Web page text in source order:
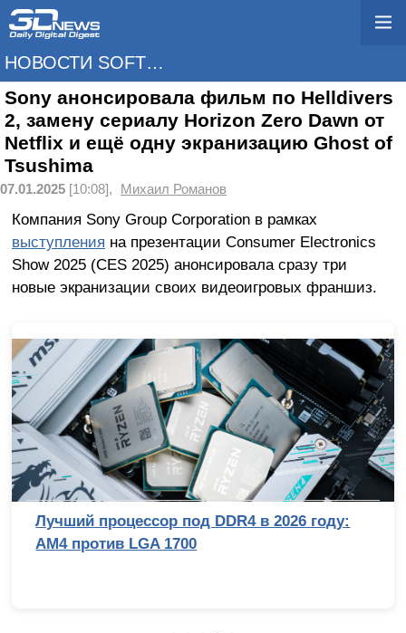
НОВОСТИ SOFTWARE
Sony анонсировала фильм по Helldivers
2, замену сериалу Horizon Zero Dawn от
Netflix и ещё одну экранизацию Ghost of
Tsushima
07.01.2025 [10:08], Михаил Романов
Компания Sony Group Corporation в рамках
выступления на презентации Consumer Electronics
Show 2025 (CES 2025) анонсировала сразу три
новые экранизации своих видеоигровых франшиз.
Лучший процессор под DDR4 в 2026 году:
AM4 против LGA 1700